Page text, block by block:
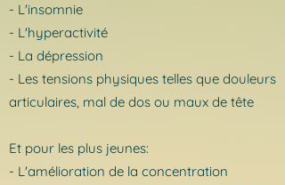
- L'insomnie
- L'hyperactivité
- La dépression
- Les tensions physiques telles que douleurs
articulaires, mal de dos ou maux de tête
Et pour les plus jeunes:
- L'amélioration de la concentration